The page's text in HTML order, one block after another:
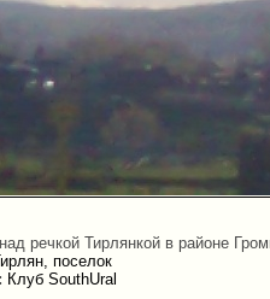
речкой Тирлянкой в районе
поселок
Клуб SouthUral